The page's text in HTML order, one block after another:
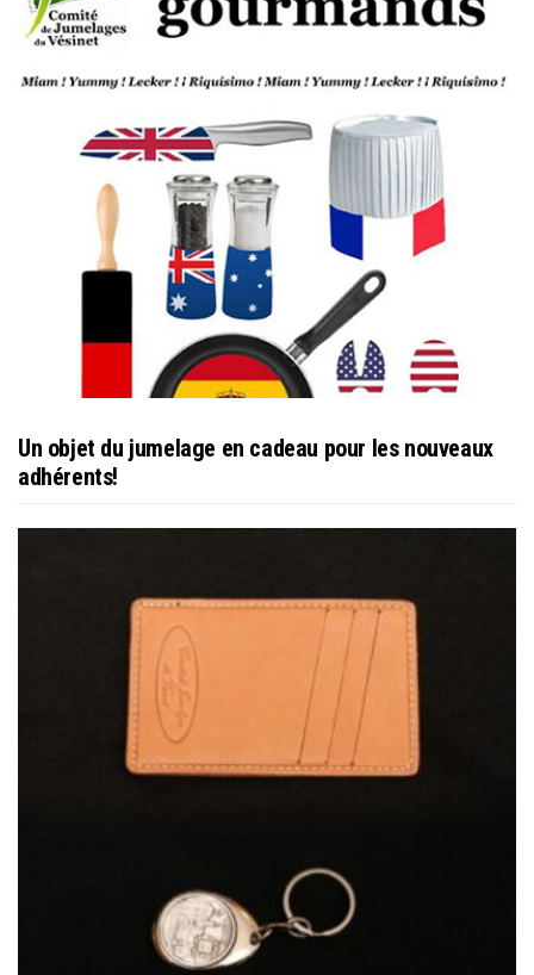
Un objet du jumelage en cadeau pour les nouveaux
adhérents!